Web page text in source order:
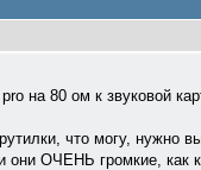
на 80 ом к звуковой
что могу, нужно
они ОЧЕНЬ громкие, как